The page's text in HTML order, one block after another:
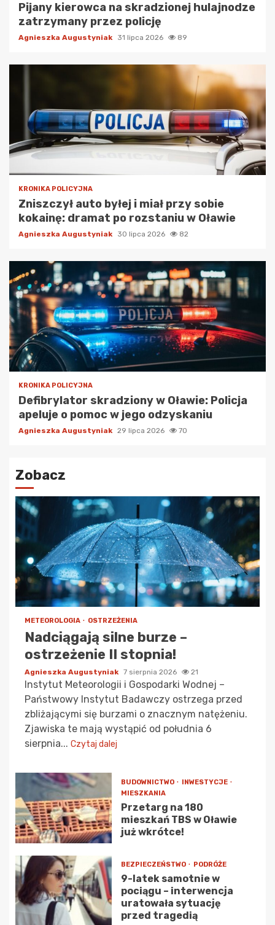
Pijany kierowca na skradzionej hulajnodze
zatrzymany przez policję
Agnieszka Augustyniak 31 lipca 2026 89
KRONIKA POLICYJNA
Zniszczył auto byłej i miał przy sobie
kokainę: dramat po rozstaniu w Oławie
Agnieszka Augustyniak 30 lipca 2026 82
KRONIKA POLICYJNA
Defibrylator skradziony w Oławie: Policja
apeluje o pomoc w jego odzyskaniu
Agnieszka Augustyniak 29 lipca 2026 70
Zobacz
METEOROLOGIA OSTRZEŻENIA
Nadciągają silne burze –
ostrzeżenie II stopnia!
Agnieszka Augustyniak 7 sierpnia 2026 21
Instytut Meteorologii i Gospodarki Wodnej –
Państwowy Instytut Badawczy ostrzega przed
zbliżającymi się burzami o znacznym natężeniu.
Zjawiska te mają wystąpić od południa 6
sierpnia... Czytaj dalej
BUDOWNICTWO
INWESTYCJE
MIESZKANIA
Przetarg na 180
mieszkań TBS w Oławie
już wkrótce!
BEZPIECZEŃSTWO PODRÓŻE
9-latek samotnie w
pociągu – interwencja
uratowała sytuację
przed tragedią